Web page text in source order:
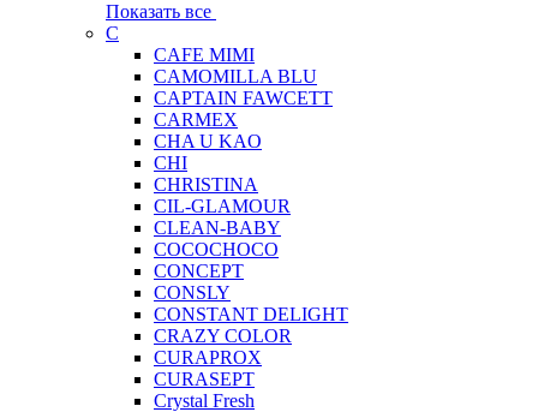
Показать все
C
CAFE MIMI
CAMOMILLA BLU
CAPTAIN FAWCETT
CARMEX
CHA U KAO
CHI
CHRISTINA
CIL-GLAMOUR
CLEAN-BABY
COCOCHOCO
CONCEPT
CONSLY
CONSTANT DELIGHT
CRAZY COLOR
CURAPROX
CURASEPT
Crystal Fresh